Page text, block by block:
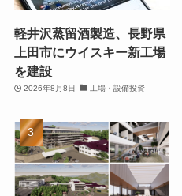
軽井沢蒸留酒製造、長野県
上田市にウイスキー新工場
を建設
2026年8月8日 工場・設備投資